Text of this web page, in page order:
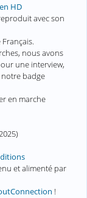
HD
avec son
nous avons
une interview,
notre badge
en marche
)
et alimenté par
!